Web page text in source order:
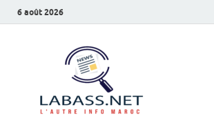
6 août 2026